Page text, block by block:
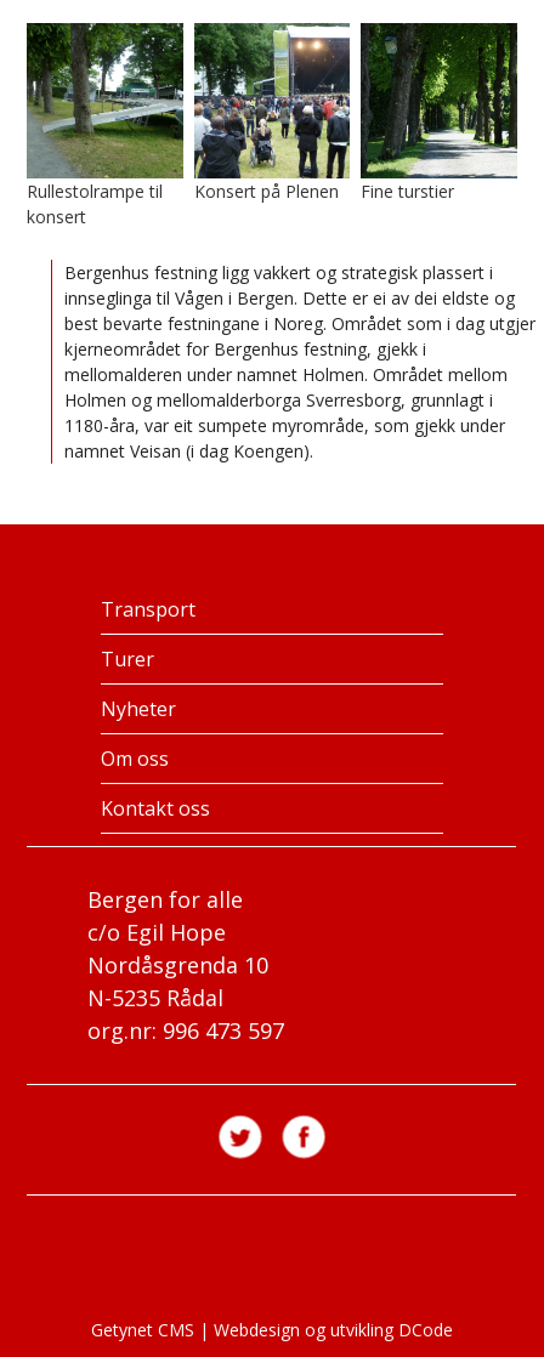
Rullestolrampe til
konsert
Konsert på Plenen Fine turstier
Bergenhus festning ligg vakkert og strategisk plassert i
innseglinga til Vågen i Bergen. Dette er ei av dei eldste og
best bevarte festningane i Noreg. Området som i dag utgjer
kjerneområdet for Bergenhus festning, gjekk i
mellomalderen under namnet Holmen. Området mellom
Holmen og mellomalderborga Sverresborg, grunnlagt i
1180-åra, var eit sumpete myrområde, som gjekk under
namnet Veisan (i dag Koengen).
Bergen for alle
c/o Egil Hope
Nordåsgrenda 10
N-5235 Rådal
org.nr: 996 473 597
Transport
Turer
Nyheter
Om oss
Kontakt oss
Getynet CMS | Webdesign og utvikling DCode